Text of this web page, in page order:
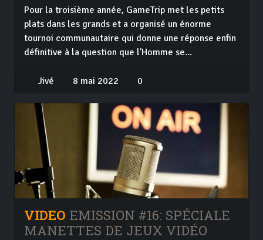
Pour la troisième année, GameTrip met les petits
plats dans les grands et a organisé un énorme
tournoi communautaire qui donne une réponse enfin
définitive à la question que l'Homme se...
Jivé 8 mai 2022 0
VIDEO EMISSION #16: SPÉCIALE
MANETTES DE JEUX VIDÉO